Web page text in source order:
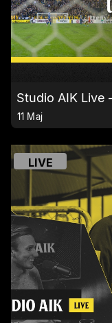
Studio AIK Live
11 Maj
LIVE